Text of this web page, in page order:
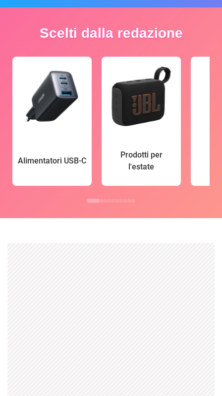
Scelti dalla redazione
Alimentatori USB-C
Prodotti per
l'estate